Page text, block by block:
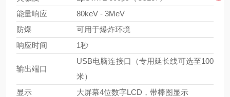
能量响应
80keV - 3MeV
防爆
可用于爆炸环境
响应时间
1秒
输出端口
USB电脑连接口（专用延长线可选至100
米）
显示
大屏幕4位数字LCD，带棒图显示